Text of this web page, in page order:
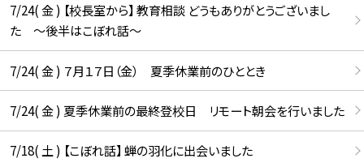
7/24( 金 ) 【校長室から】 教育相談 どうもありがとうございまし
た ～後半はこぼれ話～
7/24( 金 ) ７月１７日（金） 夏季休業前のひととき
7/24( 金 ) 夏季休業前の最終登校日 リモート朝会を行いました
7/18( 土 ) 【こぼれ話】 蝉の羽化に出会いました